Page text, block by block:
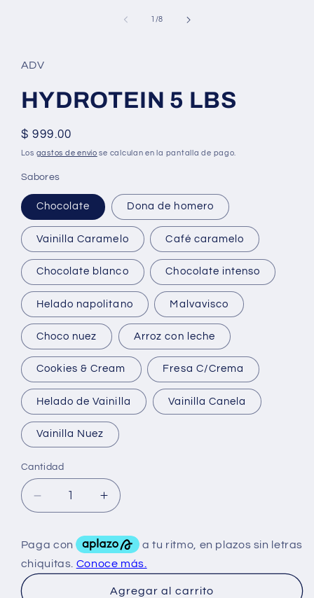
1 /de
8
ADV
HYDROTEIN 5 LBS
Precio
habitual
$ 999.00
Los gastos de envío se calculan en la pantalla de pago.
Sabores
Chocolate Dona de homero
Vainilla Caramelo Café caramelo
Chocolate blanco Chocolate intenso
Helado napolitano Malvavisco
Choco nuez Arroz con leche
Cookies & Cream Fresa C/Crema
Helado de Vainilla Vainilla Canela
Vainilla Nuez
Cantidad
Reducir
cantidad
HYDROTEIN
5
LBS
Aumentar
cantidad
para
HYDROTEIN
5
LBS
Agregar al carrito